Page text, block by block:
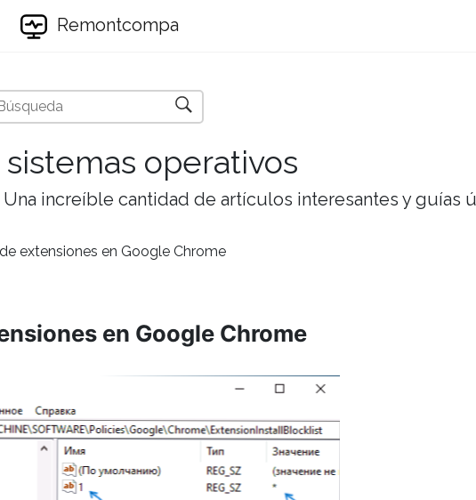
Remontcompa
operativos
increíble cantidad de artículos interesantes y guías
extensiones en Google Chrome
en Google Chrome